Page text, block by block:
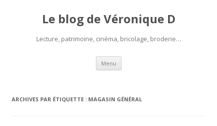
Le blog de Véronique D
Lecture, patrimoine, cinéma, bricolage, broderie…
Menu Aller
contenu
ARCHIVES PAR ÉTIQUETTE : MAGASIN GÉNÉRAL